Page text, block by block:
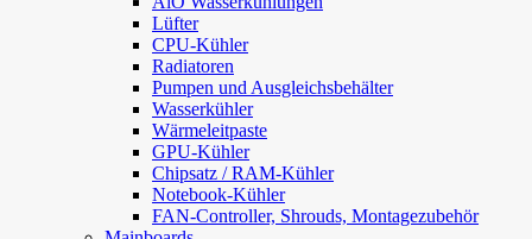
Lüfter
CPU-Kühler
Radiatoren
Pumpen und Ausgleichsbehälter
Wasserkühler
Wärmeleitpaste
GPU-Kühler
Chipsatz / RAM-Kühler
Notebook-Kühler
FAN-Controller, Shrouds, Montagezubehör